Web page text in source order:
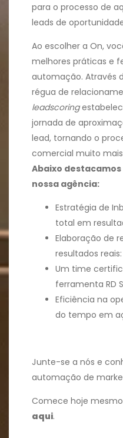
para o processo de
leads de
Ao escolher a On,
melhores práticas e
automação. Através
régua de
leadscoring
jornada de
lead, tornando o
comercial muito
Abaixo
nossa agência:
Estratégia de
total em
Elaboração de
resultados
Um time
ferramenta RD
Eficiência na
do tempo em
Junte-se a nós e
automação de
Comece hoje
aqui.